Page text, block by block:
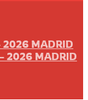
2026 MADRID
2026 MADRID